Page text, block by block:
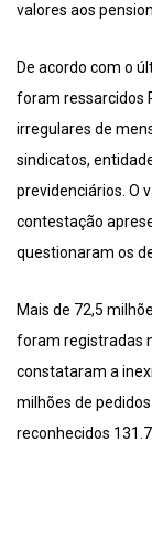
valores aos
De acordo com o
foram ressarcidos
irregulares de
sindicatos,
previdenciários. O
contestação
questionaram os
Mais de 72,5
foram registradas
constataram a
milhões de
reconhecidos